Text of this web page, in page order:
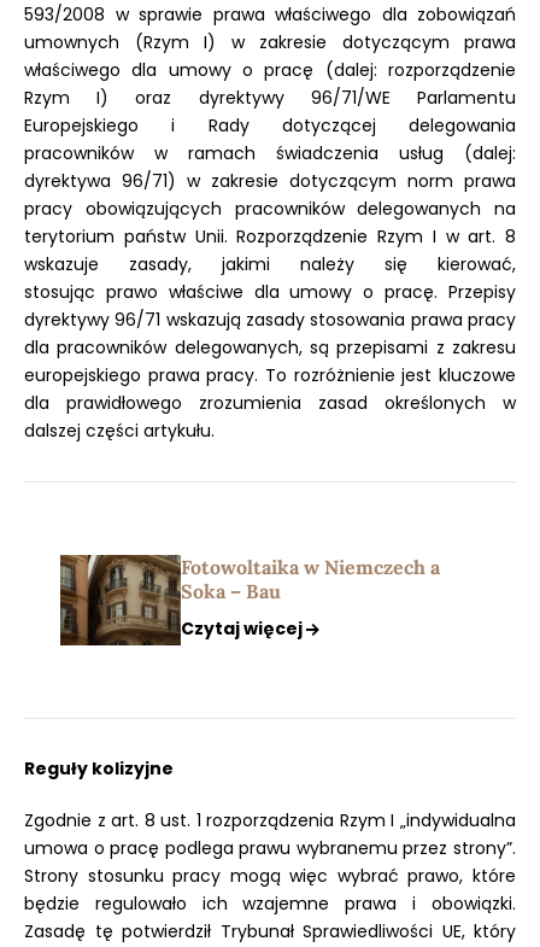
593/2008 w sprawie prawa właściwego dla zobowiązań
umownych (Rzym I) w zakresie dotyczącym prawa
właściwego dla umowy o pracę (dalej: rozporządzenie
Rzym I) oraz dyrektywy 96/71/WE Parlamentu
Europejskiego i Rady dotyczącej delegowania
pracowników w ramach świadczenia usług (dalej:
dyrektywa 96/71) w zakresie dotyczącym norm prawa
pracy obowiązujących pracowników delegowanych na
terytorium państw Unii. Rozporządzenie Rzym I w art. 8
wskazuje zasady, jakimi należy się kierować,
stosując prawo właściwe dla umowy o pracę. Przepisy
dyrektywy 96/71 wskazują zasady stosowania prawa pracy
dla pracowników delegowanych, są przepisami z zakresu
europejskiego prawa pracy. To rozróżnienie jest kluczowe
dla prawidłowego zrozumienia zasad określonych w
dalszej części artykułu.
Fotowoltaika w Niemczech a
Soka – Bau
Czytaj więcej
Reguły kolizyjne
Zgodnie z art. 8 ust. 1 rozporządzenia Rzym I „indywidualna
umowa o pracę podlega prawu wybranemu przez strony”.
Strony stosunku pracy mogą więc wybrać prawo, które
będzie regulowało ich wzajemne prawa i obowiązki.
Zasadę tę potwierdził Trybunał Sprawiedliwości UE, który